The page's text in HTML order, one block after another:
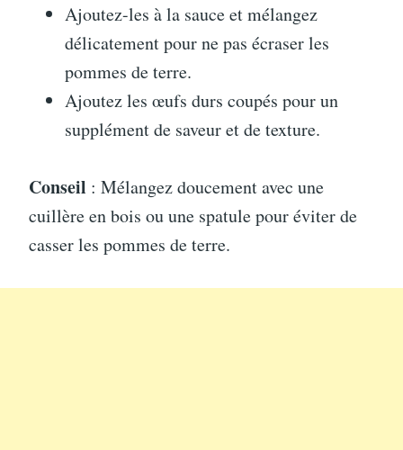
Ajoutez-les à la sauce et mélangez
délicatement pour ne pas écraser les
pommes de terre.
Ajoutez les œufs durs coupés pour un
supplément de saveur et de texture.
Conseil : Mélangez doucement avec une
cuillère en bois ou une spatule pour éviter de
casser les pommes de terre.